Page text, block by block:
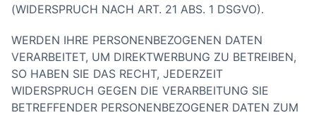
(WIDERSPRUCH NACH ART. 21 ABS. 1 DSGVO).
WERDEN IHRE PERSONENBEZOGENEN DATEN
VERARBEITET, UM DIREKTWERBUNG ZU BETREIBEN,
SO HABEN SIE DAS RECHT, JEDERZEIT
WIDERSPRUCH GEGEN DIE VERARBEITUNG SIE
BETREFFENDER PERSONENBEZOGENER DATEN ZUM